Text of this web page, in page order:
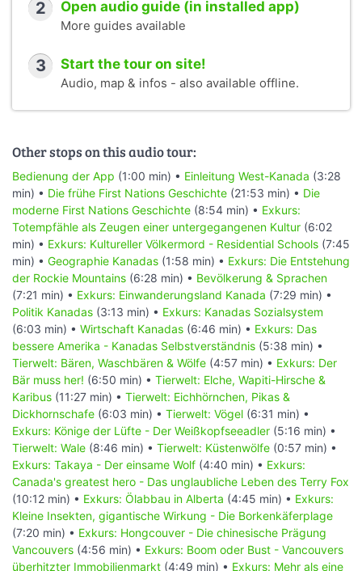
2 Open audio guide (in installed app)
More guides available
3 Start the tour on site!
Audio, map & infos - also available offline.
Other stops on this audio tour:
Bedienung der App (1:00 min) • Einleitung West-Kanada (3:28
min) • Die frühe First Nations Geschichte (21:53 min) • Die
moderne First Nations Geschichte (8:54 min) • Exkurs:
Totempfähle als Zeugen einer untergegangenen Kultur (6:02
min) • Exkurs: Kultureller Völkermord - Residential Schools (7:45
min) • Geographie Kanadas (1:58 min) • Exkurs: Die Entstehung
der Rockie Mountains (6:28 min) • Bevölkerung & Sprachen
(7:21 min) • Exkurs: Einwanderungsland Kanada (7:29 min) •
Politik Kanadas (3:13 min) • Exkurs: Kanadas Sozialsystem
(6:03 min) • Wirtschaft Kanadas (6:46 min) • Exkurs: Das
bessere Amerika - Kanadas Selbstverständnis (5:38 min) •
Tierwelt: Bären, Waschbären & Wölfe (4:57 min) • Exkurs: Der
Bär muss her! (6:50 min) • Tierwelt: Elche, Wapiti-Hirsche &
Karibus (11:27 min) • Tierwelt: Eichhörnchen, Pikas &
Dickhornschafe (6:03 min) • Tierwelt: Vögel (6:31 min) •
Exkurs: Könige der Lüfte - Der Weißkopfseeadler (5:16 min) •
Tierwelt: Wale (8:46 min) • Tierwelt: Küstenwölfe (0:57 min) •
Exkurs: Takaya - Der einsame Wolf (4:40 min) • Exkurs:
Canada's greatest hero - Das unglaubliche Leben des Terry Fox
(10:12 min) • Exkurs: Ölabbau in Alberta (4:45 min) • Exkurs:
Kleine Insekten, gigantische Wirkung - Die Borkenkäferplage
(7:20 min) • Exkurs: Hongcouver - Die chinesische Prägung
Vancouvers (4:56 min) • Exkurs: Boom oder Bust - Vancouvers
überhitzter Immobilienmarkt (4:49 min) • Exkurs: Mehr als eine